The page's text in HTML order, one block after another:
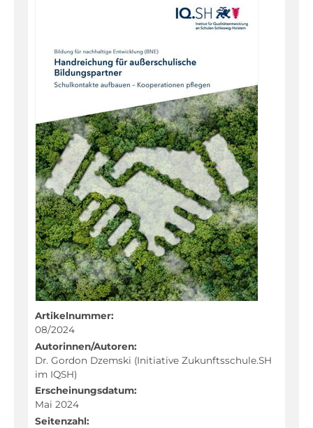
Unterrichts-, Personal-, Schulentwicklung
Unterrichtsfächer
Warenkorb
Kontakt
Fachportal
Artikelnummer:
08/2024
Autorinnen/Autoren:
Dr. Gordon Dzemski (Initiative Zukunftsschule.SH
im IQSH)
Erscheinungsdatum:
Mai 2024
Seitenzahl: